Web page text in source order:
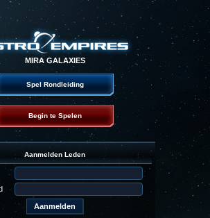
MIRA GALAXIES
Spel Rondleiding
Begin te Spelen
Aanmelden Leden